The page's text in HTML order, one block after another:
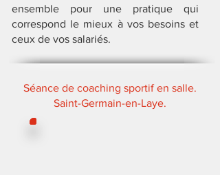
ensemble pour une pratique qui
correspond le mieux à vos besoins et
ceux de vos salariés.
Séance de coaching sportif en salle.
Saint-Germain-en-Laye.